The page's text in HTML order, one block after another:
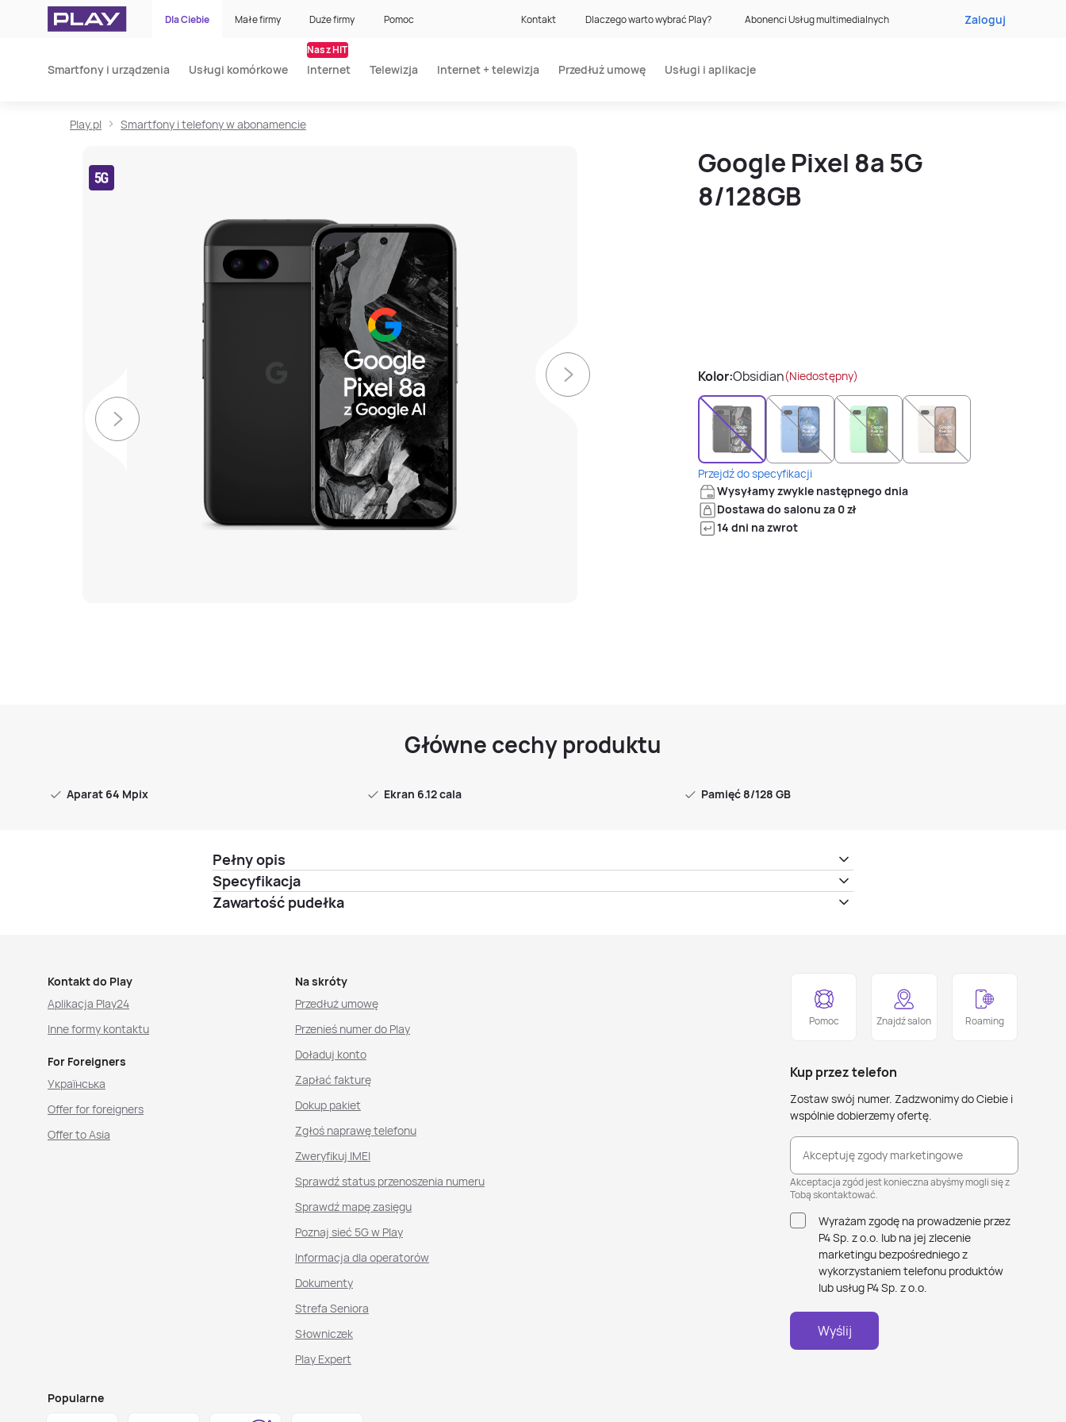
Dla Ciebie Małe firmy Duże firmy Pomoc Kontakt Dlaczego warto wybrać Play? Abonenci Usług multimedialnych Zaloguj
Smartfony i urządzenia Usługi komórkowe Internet
Nasz HIT
Telewizja Internet + telewizja Przedłuż umowę Usługi i aplikacje
Play.pl Smartfony i telefony w abonamencie
Google Pixel 8a 5G
8/128GB
Kolor:Obsidian(Niedostępny)
Przejdź do specyfikacji
Wysyłamy zwykle następnego dnia
Dostawa do salonu za 0 zł
14 dni na zwrot
Główne cechy produktu
Aparat 64 Mpix Ekran 6.12 cala Pamięć 8/128 GB
Pełny opis
Specyfikacja
Zawartość pudełka
Kontakt do Play
Aplikacja Play24
Inne formy kontaktu
For Foreigners
Українська
Offer for foreigners
Offer to Asia
Na skróty
Przedłuż umowę
Przenieś numer do Play
Doładuj konto
Zapłać fakturę
Dokup pakiet
Zgłoś naprawę telefonu
Zweryfikuj IMEI
Sprawdź status przenoszenia numeru
Sprawdź mapę zasięgu
Poznaj sieć 5G w Play
Informacja dla operatorów
Dokumenty
Strefa Seniora
Słowniczek
Play Expert
Popularne
Pomoc Znajdź salon Roaming
Kup przez telefon
Zostaw swój numer. Zadzwonimy do Ciebie i
wspólnie dobierzemy ofertę.
Akceptuję zgody marketingowe
Akceptacja zgód jest konieczna abyśmy mogli się z
Tobą skontaktować.
Wyrażam zgodę na prowadzenie przez
P4 Sp. z o.o. lub na jej zlecenie
marketingu bezpośredniego z
wykorzystaniem telefonu produktów
lub usług P4 Sp. z o.o.
Wyślij